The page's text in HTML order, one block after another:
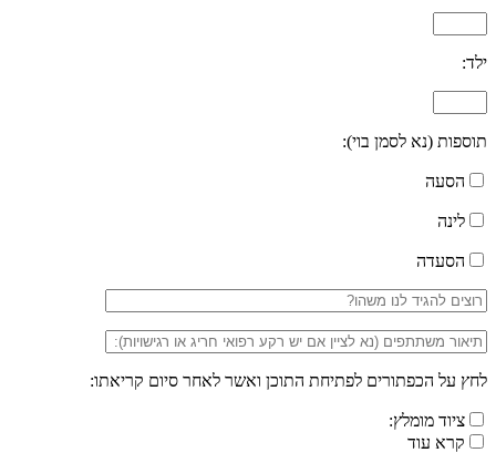
ילד:
תוספות (נא לסמן בוי):
הסעה
לינה
הסעדה
לחץ על הכפתורים לפתיחת התוכן ואשר לאחר סיום קריאתו:
ציוד מומלץ:
קרא עוד